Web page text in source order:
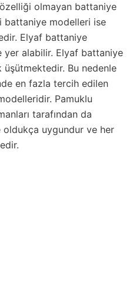
olmayan battaniye
battaniye modelleri ise
Elyaf battaniye
alabilir. Elyaf battaniye
üşütmektedir. Bu nedenle
en fazla tercih edilen
Pamuklu
tarafından da
oldukça uygundur ve her